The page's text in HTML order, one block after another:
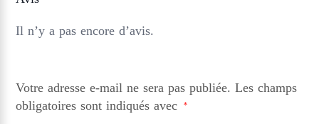
Il n’y a pas encore d’avis.
Votre adresse e-mail ne sera pas publiée. Les champs
obligatoires sont indiqués avec *